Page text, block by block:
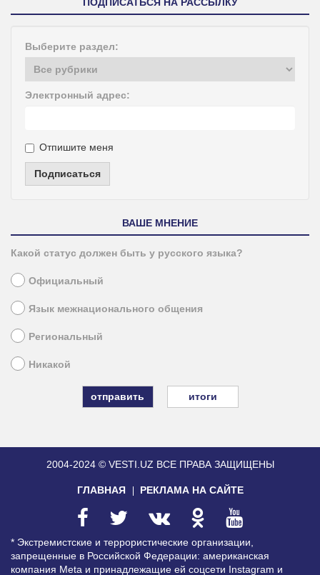
Выберите раздел:
Электронный адрес:
Отпишите меня
Подписаться
ВАШЕ МНЕНИЕ
Какой статус должен быть у русского языка?
Официальный
Язык межнационального общения
Региональный
Никакой
итоги
2004-2024 © VESTI.UZ ВСЕ ПРАВА ЗАЩИЩЕНЫ
ГЛАВНАЯ РЕКЛАМА НА САЙТЕ
* Экстремистские и террористические организации,
запрещенные в Российской Федерации: американская
компания Meta и принадлежащие ей соцсети Instagram и